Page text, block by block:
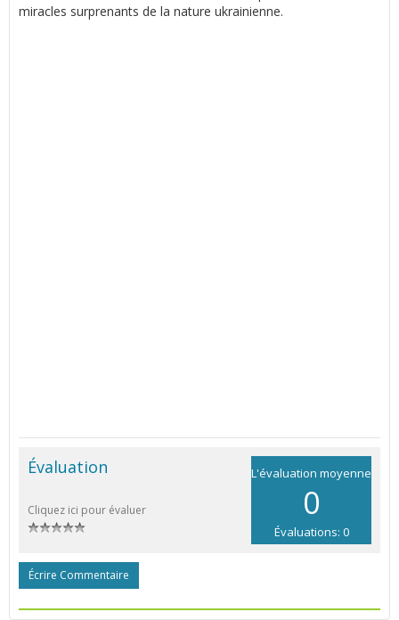
miracles surprenants de la nature ukrainienne.
L'évaluation moyenne
0
Évaluations: 0
Évaluation
Cliquez ici pour évaluer
Écrire Commentaire